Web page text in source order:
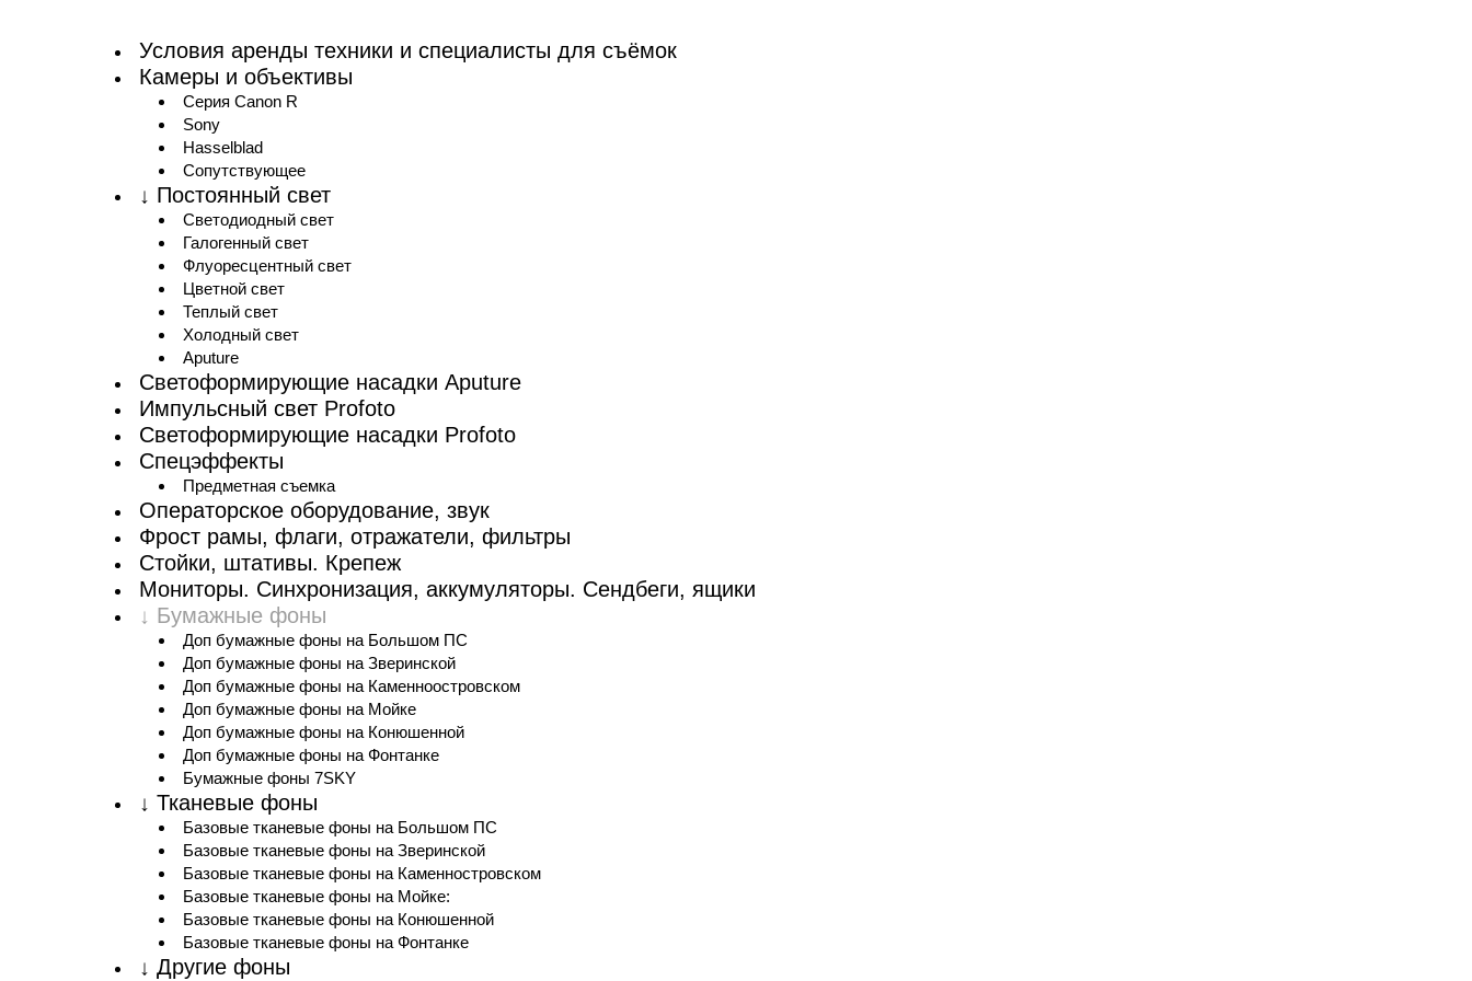
Условия аренды техники и специалисты для съёмок
Камеры и объективы
Серия Canon R
Sony
Hasselblad
Сопутствующее
↓ Постоянный свет
Cветодиодный свет
Галогенный свет
Флуоресцентный свет
Цветной свет
Теплый свет
Холодный свет
Aputure
Светоформирующие насадки Aputure
Импульсный свет Profoto
Светоформирующие насадки Profoto
Спецэффекты
Предметная съемка
Операторское оборудование, звук
Фрост рамы, флаги, отражатели, фильтры
Стойки, штативы. Крепеж
Мониторы. Синхронизация, аккумуляторы. Cендбеги, ящики
↓ Бумажные фоны
Доп бумажные фоны на Большом ПС
Доп бумажные фоны на Зверинской
Доп бумажные фоны на Каменноостровском
Доп бумажные фоны на Мойке
Доп бумажные фоны на Конюшенной
Доп бумажные фоны на Фонтанке
Бумажные фоны 7SKY
↓ Тканевые фоны
Базовые тканевые фоны на Большом ПС
Базовые тканевые фоны на Зверинской
Базовые тканевые фоны на Каменностровском
Базовые тканевые фоны на Мойке:
Базовые тканевые фоны на Конюшенной
Базовые тканевые фоны на Фонтанке
↓ Другие фоны